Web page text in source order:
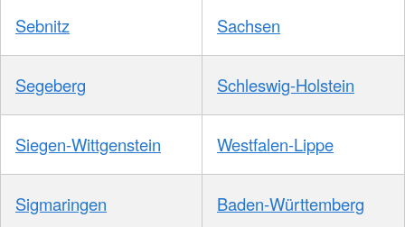
Sebnitz Sachsen
Segeberg Schleswig-Holstein
Siegen-Wittgenstein Westfalen-Lippe
Sigmaringen Baden-Württemberg